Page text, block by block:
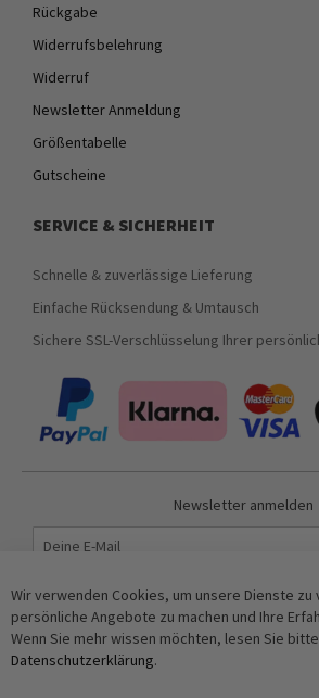
Rückgabe
Widerrufsbelehrung
Widerruf
Newsletter Anmeldung
Größentabelle
Gutscheine
SERVICE & SICHERHEIT
Schnelle & zuverlässige Lieferung
Einfache Rücksendung & Umtausch
Sichere SSL-Verschlüsselung Ihrer
Newsletter anmelden
Abonnieren
Anti-Roboter-Verifizierung
Wir verwenden Cookies, um unsere Dienste
persönliche Angebote zu machen und Ihre
Wenn Sie mehr wissen möchten, lesen Sie
Datenschutzerklärung.